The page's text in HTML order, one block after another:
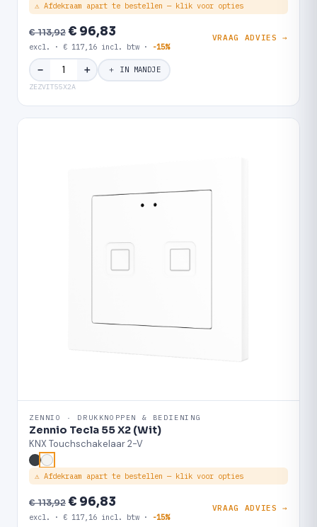
⚠ Afdekraam apart te bestellen — klik voor opties
€ 113,92€ 96,83
excl. · € 117,16 incl. btw · -15%
VRAAG ADVIES →
− ＋ ＋ IN MANDJE
ZEZVIT55X2A
ZENNIO · DRUKKNOPPEN & BEDIENING
Zennio Tecla 55 X2 (Wit)
KNX Touchschakelaar 2-V
⚠ Afdekraam apart te bestellen — klik voor opties
€ 113,92€ 96,83
excl. · € 117,16 incl. btw · -15%
VRAAG ADVIES →